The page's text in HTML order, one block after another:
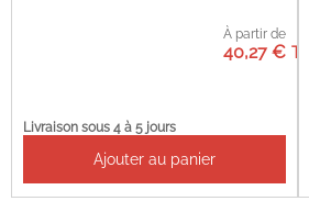
À partir de
40,27 €
Livraison sous 4 à 5 jours
Ajouter au panier